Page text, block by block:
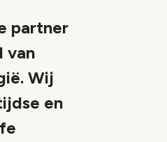
partner
van
Wij
en